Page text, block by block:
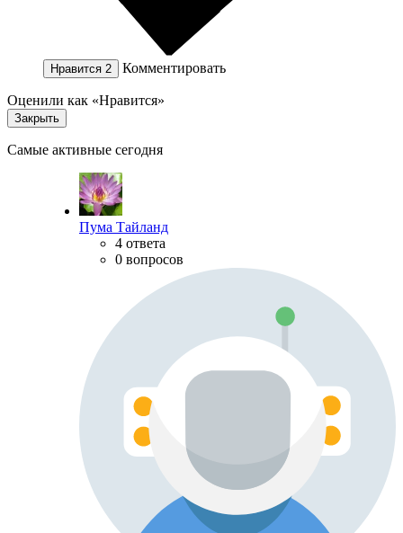
Нравится 2 Комментировать
Оценили как «Нравится»
Закрыть
Самые активные сегодня
Пума Тайланд
4 ответа
0 вопросов